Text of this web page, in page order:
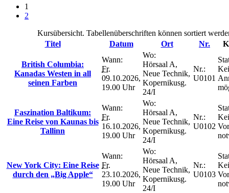
1
2
Kursübersicht. Tabellenüberschriften können sortiert
Titel
Datum Ort Nr.
British Columbia:
Kanadas Westen in all
seinen Farben
Wann:
Fr.
09.10.2026,
19.00 Uhr
Wo:
Hörsaal A,
Neue Technik,
Kopernikusg.
24/I
Nr.:
U0101
Faszination Baltikum:
Eine Reise von Kaunas bis
Tallinn
Wann:
Fr.
16.10.2026,
19.00 Uhr
Wo:
Hörsaal A,
Neue Technik,
Kopernikusg.
24/I
Nr.:
U0102
New York City: Eine Reise
durch den „Big Apple“
Wann:
Fr.
23.10.2026,
19.00 Uhr
Wo:
Hörsaal A,
Neue Technik,
Kopernikusg.
24/I
Nr.:
U0103